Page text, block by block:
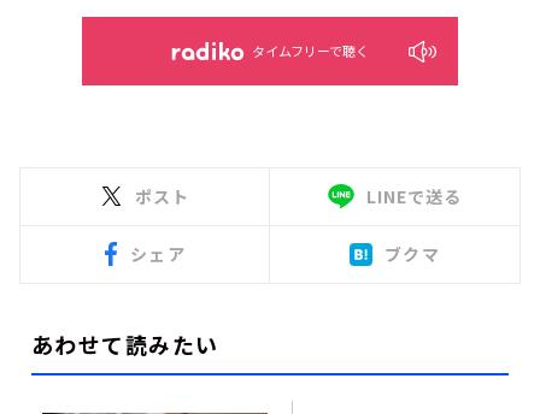
タイムフリーで聴く
ポスト LINEで送る
シェア ブクマ
あわせて読みたい